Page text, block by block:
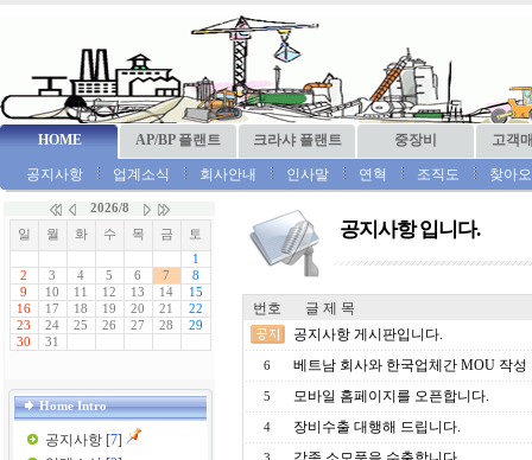
HOME AP/BP 플랜트 크라샤 플랜트 중장비 고객
공지사항 업계소식 회사안내 인사말 연혁 조직도 찾아
Home Intro
공지사항[7]
공지사항 입니다.
번호
글 제 목
공지사항 게시판입니다.
6 베트남 회사와 한국업체간 MOU 작성
5 모바일 홈페이지를 오픈합니다.
4 장비수출 대행해 드립니다.